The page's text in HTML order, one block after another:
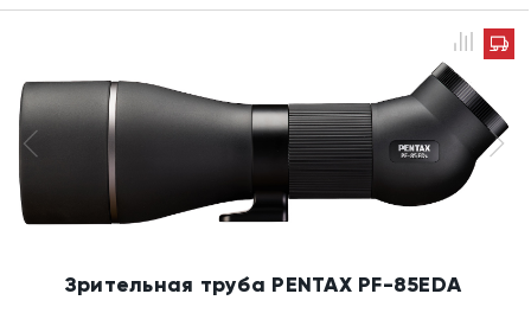
Зрительная труба PENTAX PF-85EDA